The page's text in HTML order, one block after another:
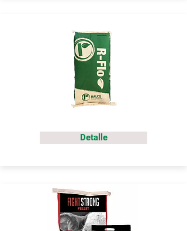
Detalle